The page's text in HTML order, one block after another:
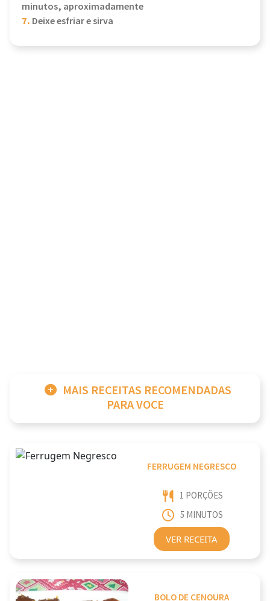
minutos, aproximadamente
7. Deixe esfriar e sirva
MAIS RECEITAS RECOMENDADAS
PARA VOCE
FERRUGEM NEGRESCO
1 PORÇÕES
5 MINUTOS
VER RECEITA
BOLO DE CENOURA